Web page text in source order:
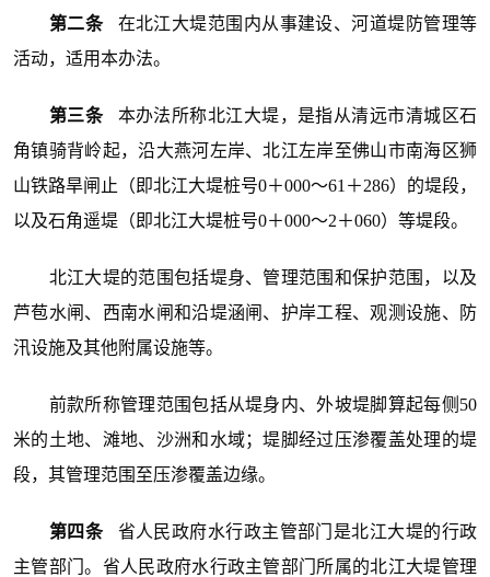
第二条 在北江大堤范围内从事建设、河道堤防管理等
活动，适用本办法。
第三条 本办法所称北江大堤，是指从清远市清城区石
角镇骑背岭起，沿大燕河左岸、北江左岸至佛山市南海区狮
山铁路旱闸止（即北江大堤桩号0＋000～61＋286）的堤段，
以及石角遥堤（即北江大堤桩号0＋000～2＋060）等堤段。
北江大堤的范围包括堤身、管理范围和保护范围，以及
芦苞水闸、西南水闸和沿堤涵闸、护岸工程、观测设施、防
汛设施及其他附属设施等。
前款所称管理范围包括从堤身内、外坡堤脚算起每侧50
米的土地、滩地、沙洲和水域；堤脚经过压渗覆盖处理的堤
段，其管理范围至压渗覆盖边缘。
第四条 省人民政府水行政主管部门是北江大堤的行政
主管部门。省人民政府水行政主管部门所属的北江大堤管理